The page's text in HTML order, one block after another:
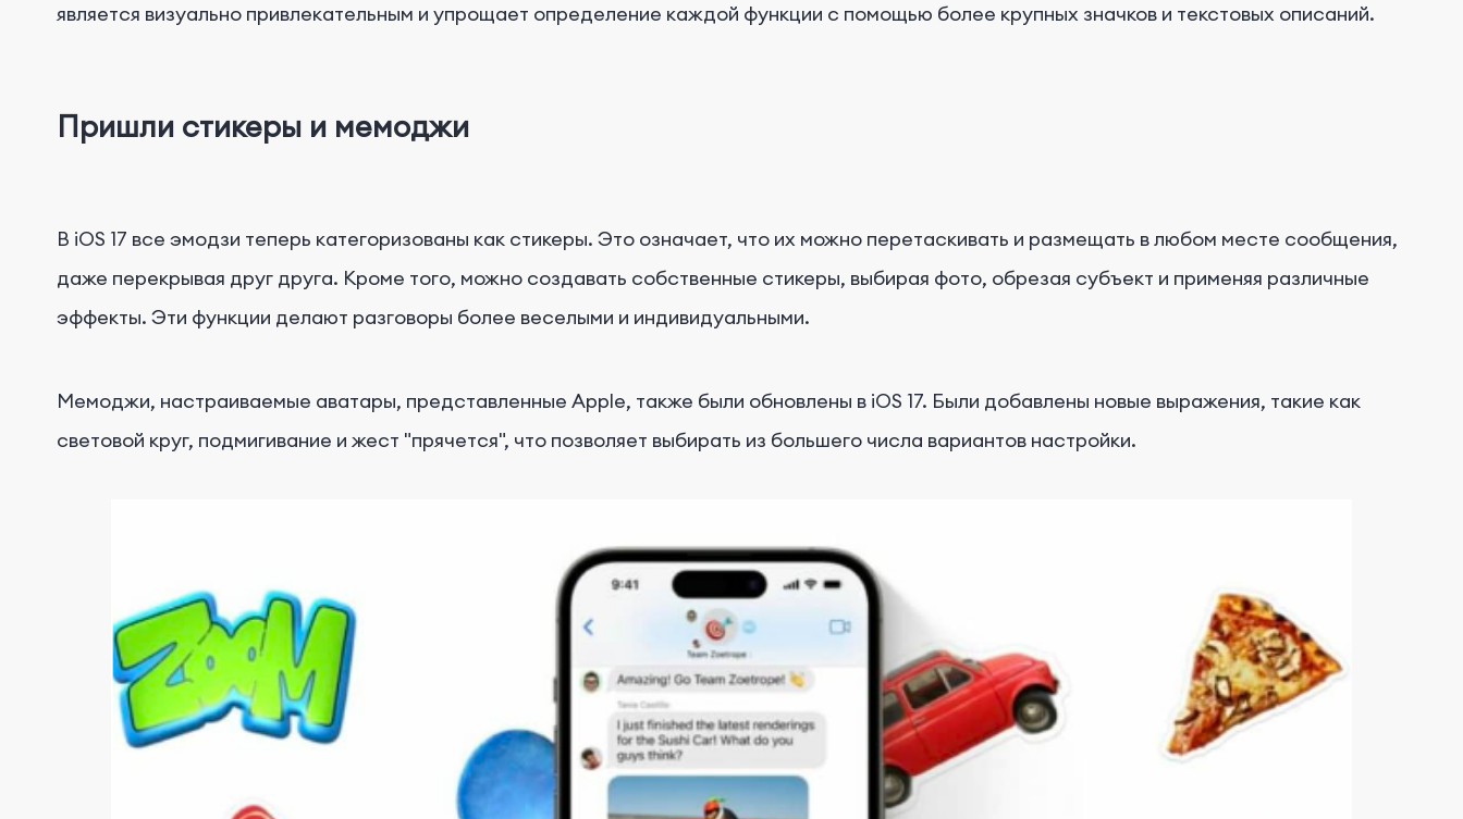
является визуально привлекательным и упрощает определение каждой функции с помощью более крупных значков и текстовых описаний.
Пришли стикеры и мемоджи
В iOS 17 все эмодзи теперь категоризованы как стикеры. Это означает, что их можно перетаскивать и размещать в любом месте сообщения,
даже перекрывая друг друга. Кроме того, можно создавать собственные стикеры, выбирая фото, обрезая субъект и применяя различные
эффекты. Эти функции делают разговоры более веселыми и индивидуальными.
Мемоджи, настраиваемые аватары, представленные Apple, также были обновлены в iOS 17. Были добавлены новые выражения, такие как
световой круг, подмигивание и жест "прячется", что позволяет выбирать из большего числа вариантов настройки.